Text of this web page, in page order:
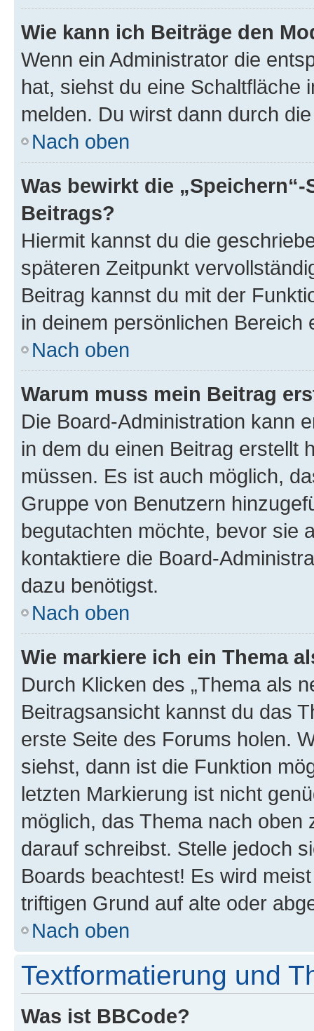
Wie kann ich Beiträge den
Wenn ein Administrator die
hat, siehst du eine Schaltfläche
melden. Du wirst dann durch
Nach oben
Was bewirkt die
Beitrags?
Hiermit kannst du die
späteren Zeitpunkt
Beitrag kannst du mit der
in deinem persönlichen Bereich
Nach oben
Warum muss mein Beitrag
Die Board-Administration kann
in dem du einen Beitrag erstellt
müssen. Es ist auch möglich,
Gruppe von Benutzern
begutachten möchte, bevor sie
kontaktiere die Board-
dazu benötigst.
Nach oben
Wie markiere ich ein Thema
Durch Klicken des „Thema als
Beitragsansicht kannst du das
erste Seite des Forums holen.
siehst, dann ist die Funktion
letzten Markierung ist nicht
möglich, das Thema nach oben
darauf schreibst. Stelle jedoch
Boards beachtest! Es wird
triftigen Grund auf alte oder
Nach oben
Textformatierung und
Was ist BBCode?